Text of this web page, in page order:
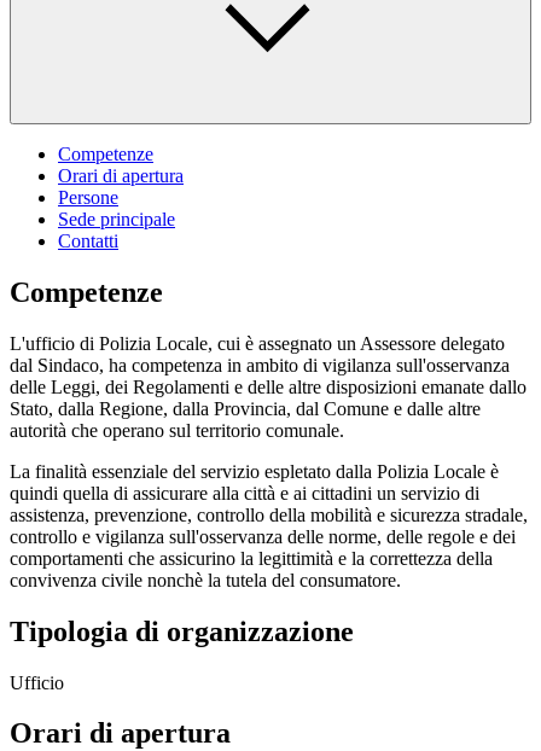
Competenze
Orari di apertura
Persone
Sede principale
Contatti
Competenze
L'ufficio di Polizia Locale, cui è assegnato un Assessore delegato
dal Sindaco, ha competenza in ambito di vigilanza sull'osservanza
delle Leggi, dei Regolamenti e delle altre disposizioni emanate dallo
Stato, dalla Regione, dalla Provincia, dal Comune e dalle altre
autorità che operano sul territorio comunale.
La finalità essenziale del servizio espletato dalla Polizia Locale è
quindi quella di assicurare alla città e ai cittadini un servizio di
assistenza, prevenzione, controllo della mobilità e sicurezza stradale,
controllo e vigilanza sull'osservanza delle norme, delle regole e dei
comportamenti che assicurino la legittimità e la correttezza della
convivenza civile nonchè la tutela del consumatore.
Tipologia di organizzazione
Ufficio
Orari di apertura